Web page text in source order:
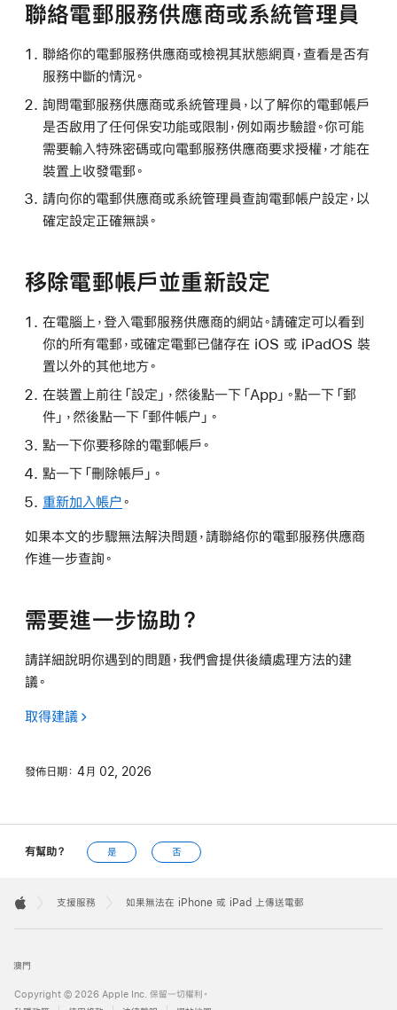
聯絡電郵服務供應商或系統管理員
聯絡你的電郵服務供應商或檢視其狀態網頁，查看是否有
服務中斷的情況。
詢問電郵服務供應商或系統管理員，以了解你的電郵帳戶
是否啟用了任何保安功能或限制，例如兩步驗證。你可能
需要輸入特殊密碼或向電郵服務供應商要求授權，才能在
裝置上收發電郵。
請向你的電郵供應商或系統管理員查詢電郵帳户設定，以
確定設定正確無誤。
移除電郵帳戶並重新設定
在電腦上，登入電郵服務供應商的網站。請確定可以看到
你的所有電郵，或確定電郵已儲存在 iOS 或 iPadOS 裝
置以外的其他地方。
在裝置上前往「設定」，然後點一下「App」。點一下「郵
件」，然後點一下「郵件帳户」。
點一下你要移除的電郵帳戶。
點一下「刪除帳戶」。
重新加入帳户。
如果本文的步驟無法解決問題，請聯絡你的電郵服務供應商
作進一步查詢。
需要進一步協助？
請詳細說明你遇到的問題，我們會提供後續處理方法的建
議。
取得建議
發佈日期： 4月 02, 2026
有幫助？ 是 否
Footer

支援服務 如果無法在 iPhone 或 iPad 上傳送電郵
澳門
Copyright © 2026 Apple Inc. 保留一切權利。